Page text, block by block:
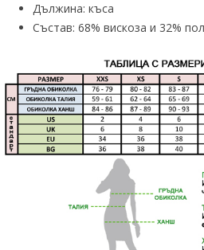
Дължина: къса
Състав: 68% вискоза и 32%